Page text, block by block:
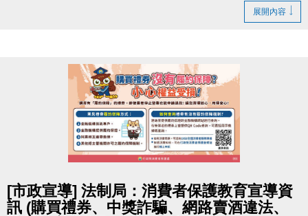
依初測及尾測的體脂率做比較，以體指率下降百分比
男、女子組各取前3名，男女綜合排名取總冠軍1名。
競賽排名及獎項如下： ( 量測時須穿著輕便衣物，
並配合教練指示。)
2.體適能單次入場票券
3.現場場地及球具租借
5.身體組成分析檢測(TANITA系統)
限本人使用，請於1小時內進行抵用
期限及隔日無效，請重新領券。
2.欲抵用時，請向合作店家出示此QR-Code，並提供
展開內容
[市政宣導] 法制局：消費者保護教育宣導資
訊 (購買禮券、中獎詐騙、網路賣酒違法、